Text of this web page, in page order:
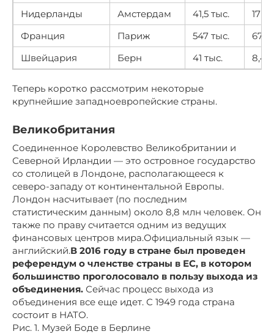
Нидерланды
Амстердам 41,5 тыс.
17
Франция
Париж 547 тыс.
67
Швейцария
Берн 41 тыс. 8,4
Теперь коротко рассмотрим некоторые
крупнейшие западноевропейские страны.
Великобритания
Соединенное Королевство Великобритании и
Северной Ирландии — это островное государство
со столицей в Лондоне, располагающееся к
северо-западу от континентальной Европы.
Лондон насчитывает (по последним
статистическим данным) около 8,8 млн человек. Он
также по праву считается одним из ведущих
финансовых центров мира.Официальный язык —
английский.В 2016 году в стране был проведен
референдум о членстве страны в ЕС, в котором
большинство проголосовало в пользу выхода из
объединения. Сейчас процесс выхода из
объединения все еще идет. С 1949 года страна
состоит в НАТО.
Рис. 1. Музей Боде в Берлине